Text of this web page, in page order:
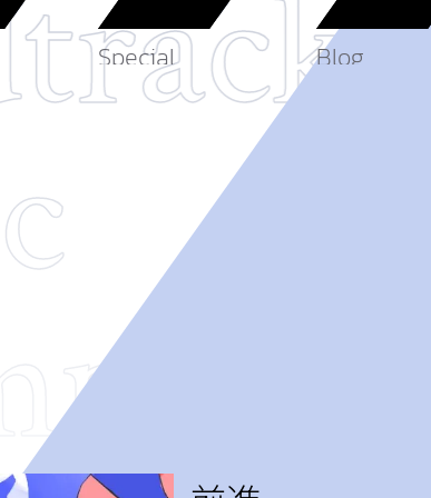
Special Blog